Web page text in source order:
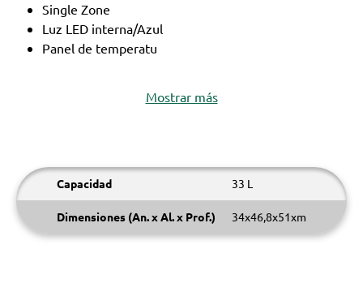
Single Zone
Luz LED interna/Azul
Panel de temperatu
Mostrar más
Capacidad 33 L
Dimensiones (An. x Al. x Prof.) 34x46,8x51xm